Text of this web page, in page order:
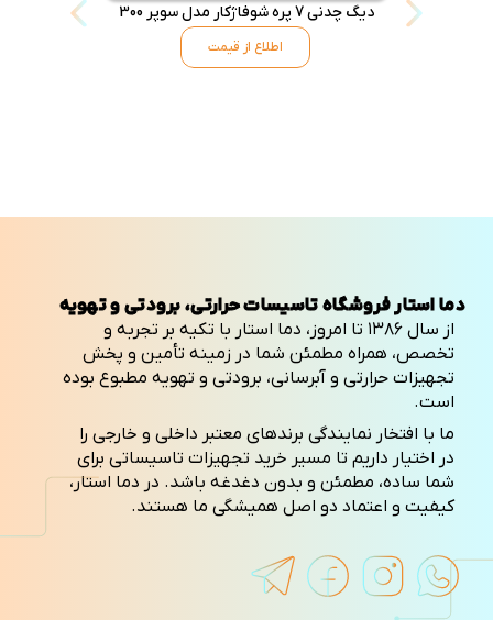
دیگ چدنی 7 پره شوفاژکار مدل سوپر 300
اطلاع از قیمت
دما استار فروشگاه تاسیسات حرارتی، برودتی و تهویه
از سال ۱۳۸۶ تا امروز، دما استار با تکیه بر تجربه و
تخصص، همراه مطمئن شما در زمینه تأمین و پخش
تجهیزات حرارتی و آبرسانی، برودتی و تهویه مطبوع بوده
است.
ما با افتخار نمایندگی برندهای معتبر داخلی و خارجی را
در اختیار داریم تا مسیر خرید تجهیزات تاسیساتی برای
شما ساده، مطمئن و بدون دغدغه باشد. در دما استار،
کیفیت و اعتماد دو اصل همیشگی ما هستند.